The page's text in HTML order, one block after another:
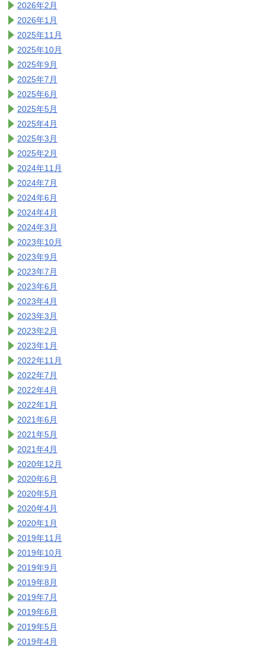
2026年2月
2026年1月
2025年11月
2025年10月
2025年9月
2025年7月
2025年6月
2025年5月
2025年4月
2025年3月
2025年2月
2024年11月
2024年7月
2024年6月
2024年4月
2024年3月
2023年10月
2023年9月
2023年7月
2023年6月
2023年4月
2023年3月
2023年2月
2023年1月
2022年11月
2022年7月
2022年4月
2022年1月
2021年6月
2021年5月
2021年4月
2020年12月
2020年6月
2020年5月
2020年4月
2020年1月
2019年11月
2019年10月
2019年9月
2019年8月
2019年7月
2019年6月
2019年5月
2019年4月